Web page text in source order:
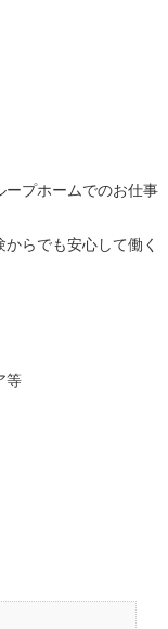
ープホームでのお仕事
らでも安心して働く
等